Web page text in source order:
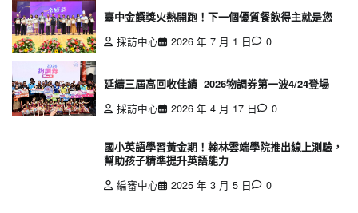
臺中金饌獎火熱開跑！下一個優質餐飲得主就是您
採訪中心
2026 年 7 月 1 日 0
延續三屆高回收佳績 2026物調券第一波4/24登場
採訪中心
2026 年 4 月 17 日 0
國小英語學習黃金期！翰林雲端學院推出線上測驗，
幫助孩子精準提升英語能力
編審中心
2025 年 3 月 5 日 0